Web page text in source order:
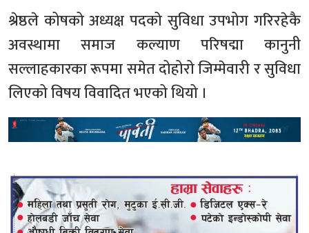
श्रेष्ठले कोषको अध्यक्ष पदको सुविधा उपभोग गरिरहेकै
अवस्थामा समाज कल्याण परिषद्मा कानुनी
सल्लाहकारका रूपमा समेत दोहोरो जिम्मेवारी र सुविधा
लिएको विषय विवादित भएको थियो ।